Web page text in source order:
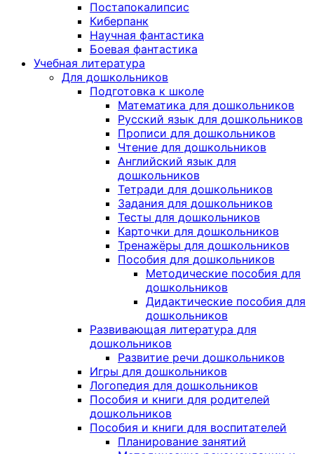
Постапокалипсис
Киберпанк
Научная фантастика
Боевая фантастика
Учебная литература
Для дошкольников
Подготовка к школе
Математика для дошкольников
Русский язык для дошкольников
Прописи для дошкольников
Чтение для дошкольников
Английский язык для
дошкольников
Тетради для дошкольников
Задания для дошкольников
Тесты для дошкольников
Карточки для дошкольников
Тренажёры для дошкольников
Пособия для дошкольников
Методические пособия для
дошкольников
Дидактические пособия для
дошкольников
Развивающая литература для
дошкольников
Развитие речи дошкольников
Игры для дошкольников
Логопедия для дошкольников
Пособия и книги для родителей
дошкольников
Пособия и книги для воспитателей
Планирование занятий